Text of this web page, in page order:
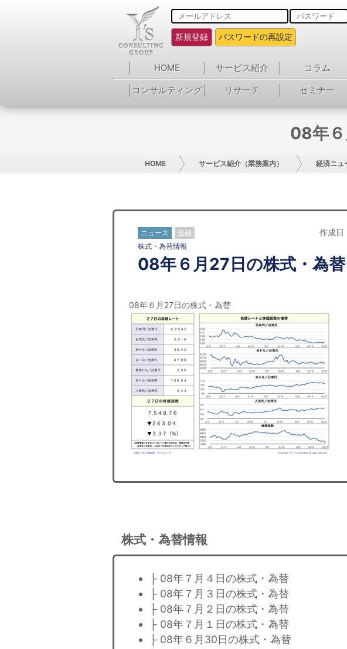
新規登録 パスワードの再設定
HOME サービス紹介 コラム
コンサルティング
リサーチ セミナー
08年
HOME サービス紹介（業務案内） 経済ニュ
ニュース 金融 作成
株式・為替情報
08年６月27日の株式・為替
08年６月27日の株式・為替
株式・為替情報
├ 08年７月４日の株式・為替
├ 08年７月３日の株式・為替
├ 08年７月２日の株式・為替
├ 08年７月１日の株式・為替
├ 08年６月30日の株式・為替